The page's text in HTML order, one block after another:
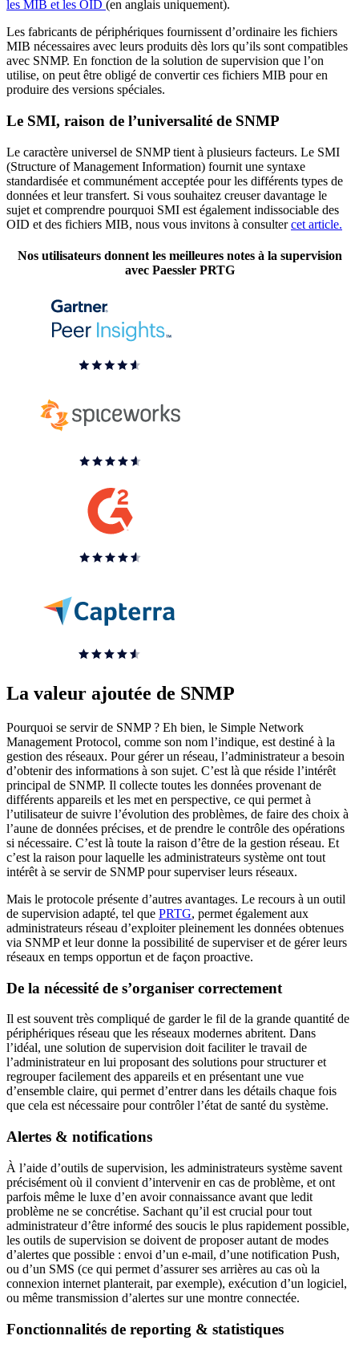
les MIB et les OID (en anglais uniquement).
Les fabricants de périphériques fournissent d’ordinaire les fichiers
MIB nécessaires avec leurs produits dès lors qu’ils sont compatibles
avec SNMP. En fonction de la solution de supervision que l’on
utilise, on peut être obligé de convertir ces fichiers MIB pour en
produire des versions spéciales.
Le SMI, raison de l’universalité de SNMP
Le caractère universel de SNMP tient à plusieurs facteurs. Le SMI
(Structure of Management Information) fournit une syntaxe
standardisée et communément acceptée pour les différents types de
données et leur transfert. Si vous souhaitez creuser davantage le
sujet et comprendre pourquoi SMI est également indissociable des
OID et des fichiers MIB, nous vous invitons à consultercet article.
Nos utilisateurs donnent les meilleures notes à la supervision
avec Paessler PRTG
La valeur ajoutée de SNMP
Pourquoi se servir de SNMP ? Eh bien, le Simple Network
Management Protocol, comme son nom l’indique, est destiné à la
gestion des réseaux. Pour gérer un réseau, l’administrateur a besoin
d’obtenir des informations à son sujet. C’est là que réside l’intérêt
principal de SNMP. Il collecte toutes les données provenant de
différents appareils et les met en perspective, ce qui permet à
l’utilisateur de suivre l’évolution des problèmes, de faire des choix à
l’aune de données précises, et de prendre le contrôle des opérations
si nécessaire. C’est là toute la raison d’être de la gestion réseau. Et
c’est la raison pour laquelle les administrateurs système ont tout
intérêt à se servir de SNMP pour superviser leurs réseaux.
Mais le protocole présente d’autres avantages. Le recours à un outil
de supervision adapté, tel que PRTG, permet également aux
administrateurs réseau d’exploiter pleinement les données obtenues
via SNMP et leur donne la possibilité de superviser et de gérer leurs
réseaux en temps opportun et de façon proactive.
De la nécessité de s’organiser correctement
Il est souvent très compliqué de garder le fil de la grande quantité de
périphériques réseau que les réseaux modernes abritent. Dans
l’idéal, une solution de supervision doit faciliter le travail de
l’administrateur en lui proposant des solutions pour structurer et
regrouper facilement des appareils et en présentant une vue
d’ensemble claire, qui permet d’entrer dans les détails chaque fois
que cela est nécessaire pour contrôler l’état de santé du système.
Alertes & notifications
À l’aide d’outils de supervision, les administrateurs système savent
précisément où il convient d’intervenir en cas de problème, et ont
parfois même le luxe d’en avoir connaissance avant que ledit
problème ne se concrétise. Sachant qu’il est crucial pour tout
administrateur d’être informé des soucis le plus rapidement possible,
les outils de supervision se doivent de proposer autant de modes
d’alertes que possible : envoi d’un e-mail, d’une notification Push,
ou d’un SMS (ce qui permet d’assurer ses arrières au cas où la
connexion internet planterait, par exemple), exécution d’un logiciel,
ou même transmission d’alertes sur une montre connectée.
Fonctionnalités de reporting & statistiques